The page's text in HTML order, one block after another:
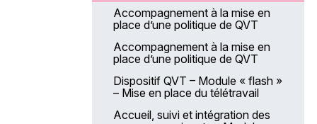
Annonce et accompagnement
d’une mauvaise nouvelle
médicale
Identifier et accompagner les
proches aidants : Initier des
actions auprès de ces publics et
partenaires extérieurs
Repérage, diagnostic et prise en
la FPH
Organisation du temps de travail
et méthodologie de construction
de cycles de travail
Travailler avec l’intelligence
artificielle (IA)
Accompagnement VAE
L’entretien professionnel pour les
évaluateurs Module 4 – La
préparation d’un entretien délicat
Entretien professionnel pour les
évaluateurs –Formation e-
learning « Réglementation,
enjeux et mise en œuvre de
l’entretien professionnel »
Accompagnement à la mise en
place d’une politique de QVT
Accompagnement à la mise en
place d’une politique de QVT
Dispositif QVT – Module « flash »
– Mise en place du télétravail
Accueil, suivi et intégration des